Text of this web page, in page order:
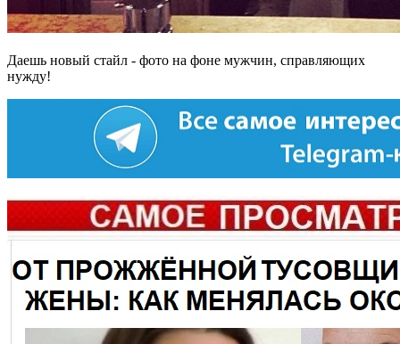
Даешь новый стайл - фото на фоне мужчин, справляющих
нужду!